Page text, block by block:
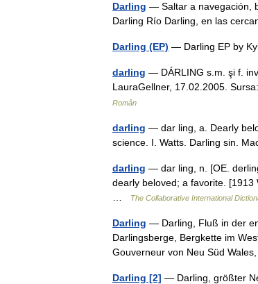
Darling — Saltar a navegación,
Darling Río Darling, en las
Darling (EP) — Darling EP by
darling — DÁRLING s.m. şi f.
LauraGellner, 17.02.2005.
Român
darling — dar ling, a. Dearly
science. I. Watts. Darling sin.
darling — dar ling, n. [OE.
dearly beloved; a favorite. [1913
The Collaborative International
Darling — Darling, Fluß in der
Darlingsberge, Bergkette im
Gouverneur von Neu Süd
Darling [2] — Darling, größter